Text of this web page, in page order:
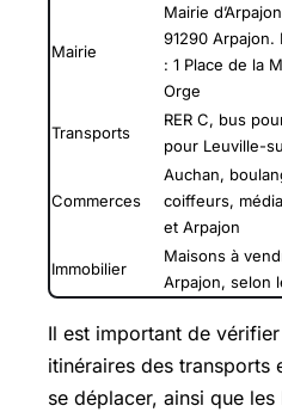
Mairie
Mairie
91290
: 1 Place de la
Orge
Transports
RER C, bus
pour Leuville-
Commerces
Auchan,
coiffeurs,
et Arpajon
Immobilier
Maisons à
Arpajon, selon
Il est important de
itinéraires des transports
se déplacer, ainsi que les